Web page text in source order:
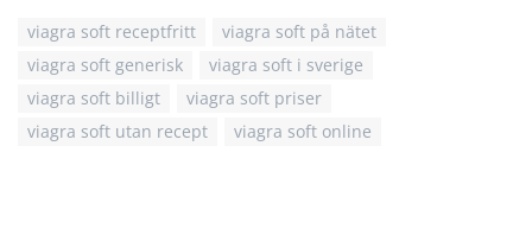
viagra soft receptfritt
viagra soft på nätet
viagra soft generisk
viagra soft i sverige
viagra soft billigt
viagra soft priser
viagra soft utan recept
viagra soft online